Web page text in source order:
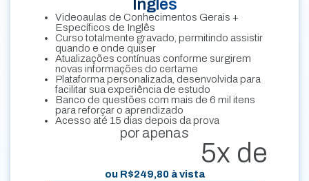
Inglês
Videoaulas de Conhecimentos Gerais +
Específicos de Inglês
Curso totalmente gravado, permitindo assistir
quando e onde quiser
Atualizações contínuas conforme surgirem
novas informações do certame
Plataforma personalizada, desenvolvida para
facilitar sua experiência de estudo
Banco de questões com mais de 6 mil itens
para reforçar o aprendizado
Acesso até 15 dias depois da prova
por apenas
5x de
ou R$249,80à vista